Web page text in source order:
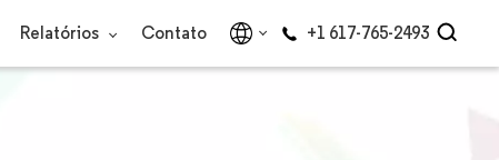
Relatórios Contato +1 617-765-2493